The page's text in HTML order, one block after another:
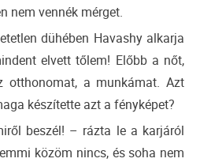
nem vennék mérget.
dühében Havashy alkarja
elvett tőlem! Előbb a nőt,
otthonomat, a munkámat. Azt
készítette azt a fényképet?
beszél! – rázta le a karjáról
közöm nincs, és soha nem